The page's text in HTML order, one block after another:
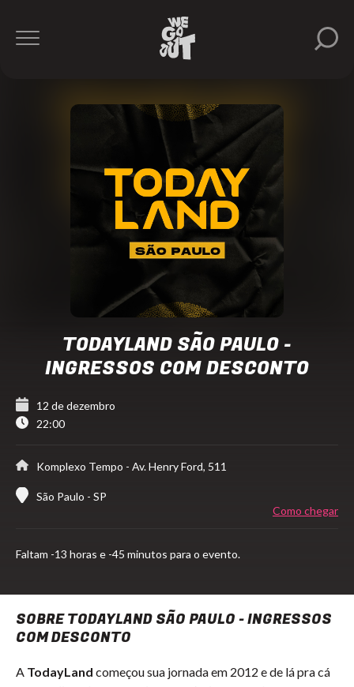
Brisotti
https://www.instagram.com/agenciatoday/
TODAYLAND SÃO PAULO -
INGRESSOS COM DESCONTO
12 de dezembro
22:00
Komplexo Tempo - Av. Henry Ford, 511
São Paulo - SP
Como chegar
Faltam -13 horas e -45 minutos para o evento.
SOBRE TODAYLAND SÃO PAULO - INGRESSOS
COM DESCONTO
A TodayLand começou sua jornada em 2012 e de lá pra cá